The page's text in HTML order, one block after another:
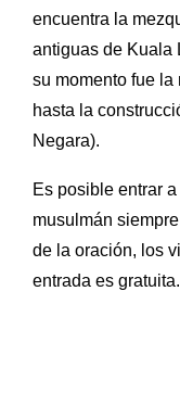
encuentra la
antiguas de Kuala
su momento fue
hasta la
Negara).
Es posible entrar
musulmán
de la oración, los
entrada es gratuita.